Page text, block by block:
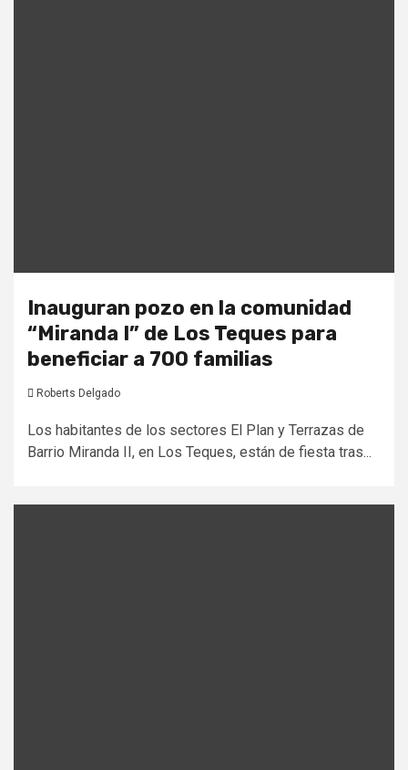
Inauguran pozo en la comunidad
“Miranda I” de Los Teques para
beneficiar a 700 familias
Roberts Delgado
Los habitantes de los sectores El Plan y Terrazas de
Barrio Miranda II, en Los Teques, están de fiesta tras...